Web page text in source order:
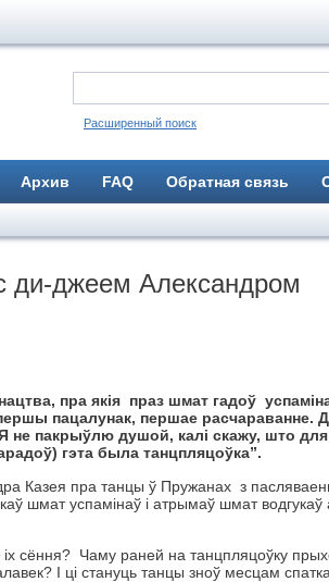
Расширенный поиск
Архив FAQ Обратная связь
ди-джеем Александром
пра якія праз шмат гадоў
пацалунак, першае расчараванне.
не пакрыўлю душой, калі скажу, што для
гэта была танцпляцоўка”.
Казея пра танцы ў Пружанах з
шмат успамінаў і атрымаў шмат водгукаў
іх сёння? Чаму раней на танцпляцоўку
І ці стануць танцы зноў месцам